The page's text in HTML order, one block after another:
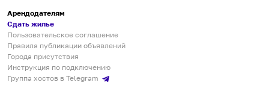
Арендодателям
Сдать жилье
Пользовательское соглашение
Правила публикации объявлений
Города присутствия
Инструкция по подключению
Группа хостов в Telegram